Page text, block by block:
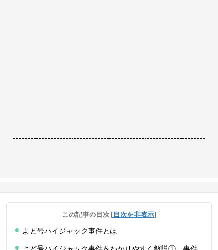
------------------------------------------------------------------
この記事の目次 [目次を非表示]
よど号ハイジャック事件とは
よど号ハイジャック事件をわかりやすく解説① 事件